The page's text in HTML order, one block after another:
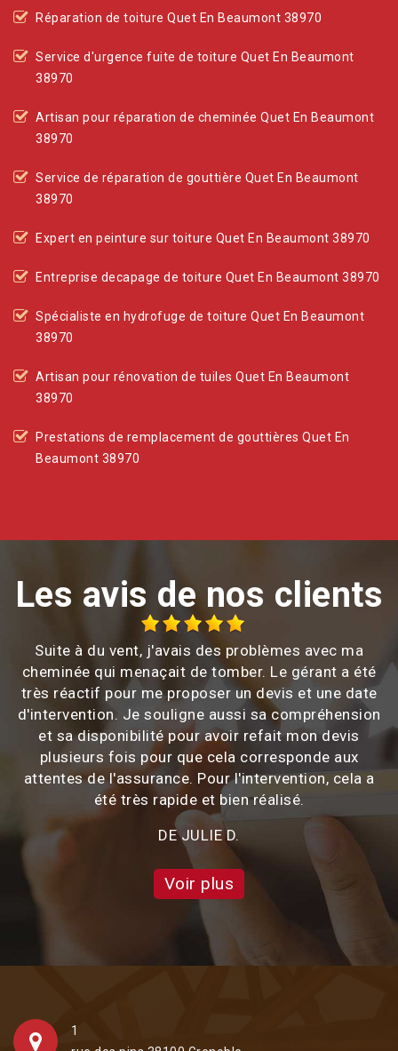
Réparation de toiture Quet En Beaumont 38970
Service d'urgence fuite de toiture Quet En Beaumont
38970
Artisan pour réparation de cheminée Quet En Beaumont
38970
Service de réparation de gouttière Quet En Beaumont
38970
Expert en peinture sur toiture Quet En Beaumont 38970
Entreprise decapage de toiture Quet En Beaumont 38970
Spécialiste en hydrofuge de toiture Quet En Beaumont
38970
Artisan pour rénovation de tuiles Quet En Beaumont
38970
Prestations de remplacement de gouttières Quet En
Beaumont 38970
Les avis de nos clients
Suite à du vent, j'avais des problèmes avec ma
cheminée qui menaçait de tomber. Le gérant a été
très réactif pour me proposer un devis et une date
d'intervention. Je souligne aussi sa compréhension
et sa disponibilité pour avoir refait mon devis
plusieurs fois pour que cela corresponde aux
attentes de l'assurance. Pour l'intervention, cela a
été très rapide et bien réalisé.
DE JULIE D.
Voir plus
1